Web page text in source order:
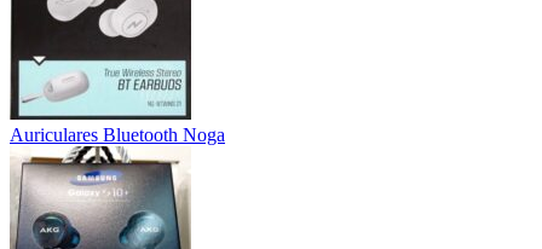
Auriculares Bluetooth Noga